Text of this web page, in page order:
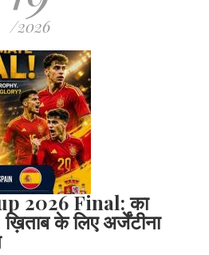
/2026
2026 Final: का
के लिए अर्जेंटीना